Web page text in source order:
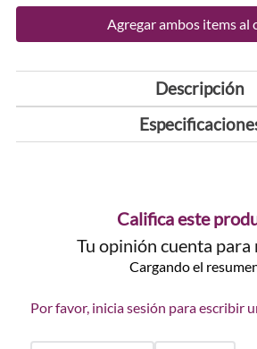
Agregar ambos items al
Descripción
Califica este
Tu opinión cuenta para
Cargando el
Por favor, inicia sesión para escribir